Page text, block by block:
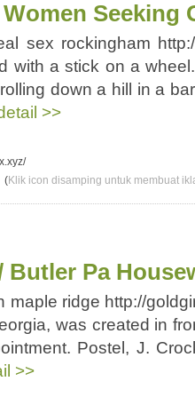
Seeking
sex rockingham
with a stick on a
down a hill in a
>>
(Klik icon disamping untuk membuat
Pa
maple ridge http://
was created in
Postel, J.
>>